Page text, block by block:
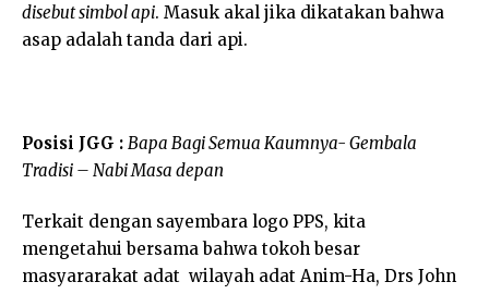
disebut simbol api. Masuk akal jika dikatakan bahwa
asap adalah tanda dari api.
Posisi JGG : Bapa Bagi Semua Kaumnya- Gembala
Tradisi – Nabi Masa depan
Terkait dengan sayembara logo PPS, kita
mengetahui bersama bahwa tokoh besar
masyararakat adat wilayah adat Anim-Ha, Drs John